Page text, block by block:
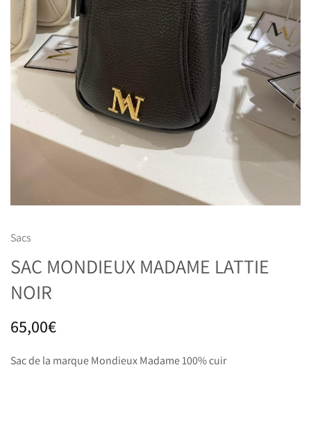
Sacs
SAC MONDIEUX MADAME LATTIE
NOIR
65,00€
Sac de la marque Mondieux Madame 100% cuir